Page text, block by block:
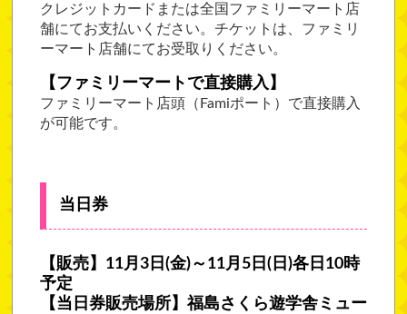
クレジットカードまたは全国ファミリーマート店
舗にてお支払いください。チケットは、ファミリ
ーマート店舗にてお受取りください。
【ファミリーマートで直接購入】
ファミリーマート店頭（Famiポート）で直接購入
が可能です。
当日券
【販売】11月3日(金)～11月5日(日)各日10時
予定
【当日券販売場所】福島さくら遊学舎ミュー